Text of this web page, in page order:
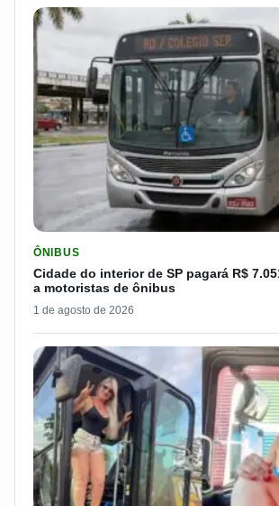
ÔNIBUS
Cidade do interior de SP pagará R$
a motoristas de ônibus
1 de agosto de 2026